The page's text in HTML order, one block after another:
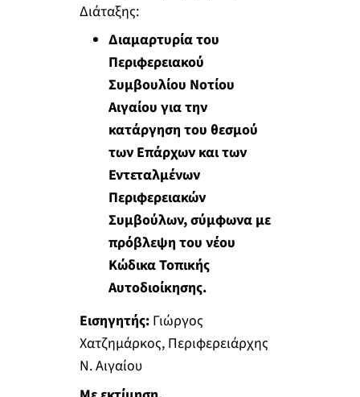
Διάταξης:
Διαμαρτυρία του
Περιφερειακού
Συμβουλίου Νοτίου
Αιγαίου για την
κατάργηση του θεσμού
των Επάρχων και των
Εντεταλμένων
Περιφερειακών
Συμβούλων, σύμφωνα με
πρόβλεψη του νέου
Κώδικα Τοπικής
Αυτοδιοίκησης.
Εισηγητής:Γιώργος
Χατζημάρκος, Περιφερειάρχης
Ν. Αιγαίου